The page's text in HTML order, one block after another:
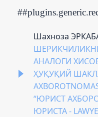
Шахноза
АНАЛОГИ
ҲУҚУҚИЙ
“ЮРИСТ
ЮРИСТА -